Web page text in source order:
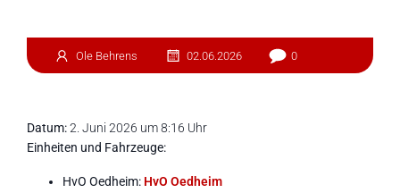
Ole Behrens 02.06.2026 0
Datum:2. Juni 2026 um 8:16 Uhr
Einheiten und Fahrzeuge:
HvO Oedheim: HvO Oedheim